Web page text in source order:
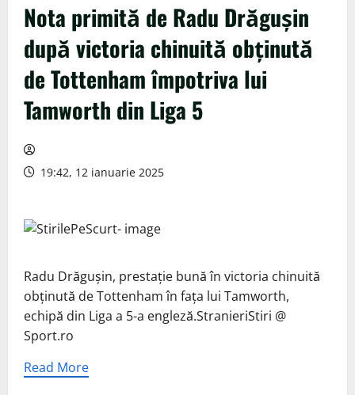
Nota primită de Radu Drăgușin
după victoria chinuită obținută
de Tottenham împotriva lui
Tamworth din Liga 5
19:42, 12 ianuarie 2025
Radu Drăgușin, prestație bună în victoria chinuită
obținută de Tottenham în fața lui Tamworth,
echipă din Liga a 5-a engleză.StranieriStiri @
Sport.ro
Read More